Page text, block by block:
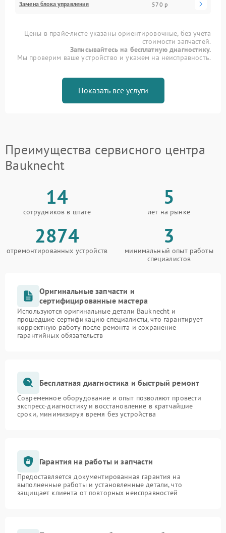
Замена блока управления 570 р
Цены в прайс-листе указаны ориентировочные, без учета
стоимости запчастей.
Записывайтесь на бесплатную диагностику.
Мы проверим ваше устройство и укажем на неисправность.
Показать все услуги
Преимущества сервисного центра
Bauknecht
14
сотрудников в штате
5
лет на рынке
2874
отремонтированных устройств
3
минимальный опыт работы
специалистов
Оригинальные запчасти и
сертифицированные мастера
Используются оригинальные детали Bauknecht и
прошедшие сертификацию специалисты, что гарантирует
корректную работу после ремонта и сохранение
гарантийных обязательств
Бесплатная диагностика и быстрый ремонт
Современное оборудование и опыт позволяют провести
экспресс-диагностику и восстановление в кратчайшие
сроки, минимизируя время без устройства
Гарантия на работы и запчасти
Предоставляется документированная гарантия на
выполненные работы и установленные детали, что
защищает клиента от повторных неисправностей